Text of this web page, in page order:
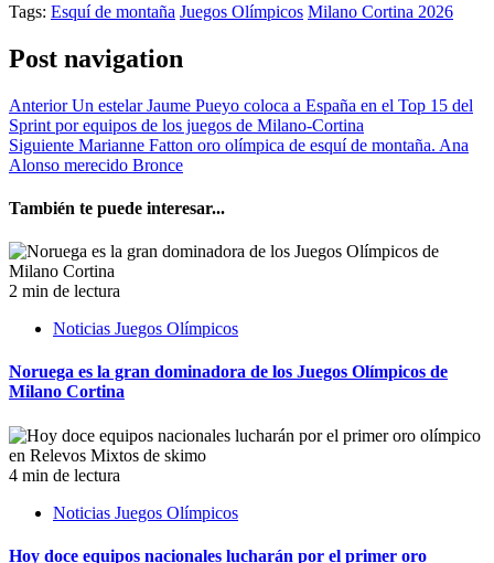
Tags: Esquí de montaña Juegos Olímpicos Milano Cortina 2026
Post navigation
AnteriorUn estelar Jaume Pueyo coloca a España en el Top 15 del
Sprint por equipos de los juegos de Milano-Cortina
Siguiente Marianne Fatton oro olímpica de esquí de montaña. Ana
Alonso merecido Bronce
También te puede interesar...
2 min de lectura
Noticias Juegos Olímpicos
Noruega es la gran dominadora de los Juegos Olímpicos de
Milano Cortina
4 min de lectura
Noticias Juegos Olímpicos
Hoy doce equipos nacionales lucharán por el primer oro